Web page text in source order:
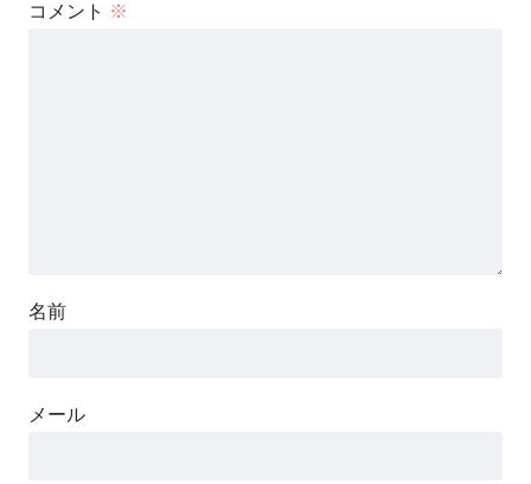
コメント ※
名前
メール